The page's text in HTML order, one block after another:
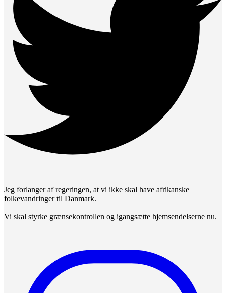
Jeg forlanger af regeringen, at vi ikke skal have afrikanske
folkevandringer til Danmark.
Vi skal styrke grænsekontrollen og igangsætte hjemsendelserne nu.